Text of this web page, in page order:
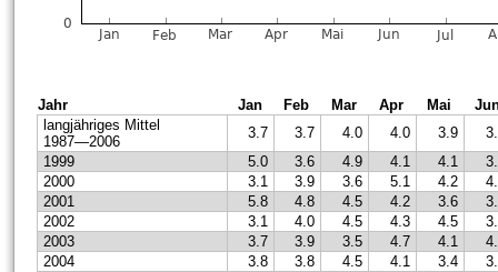
Jahr Jan Feb Mar Apr Mai
langjähriges Mittel
1987—2006
3.7 3.7 4.0 4.0 3.9
1999
5.0 3.6 4.9 4.1 4.1
2000
3.1 3.9 3.6 5.1 4.2
2001
5.8 4.8 4.5 4.2 3.6
2002
3.1 4.0 4.5 4.3 4.5
2003
3.7 3.9 3.5 4.7 4.1
2004
3.8 3.8 4.5 4.1 3.4